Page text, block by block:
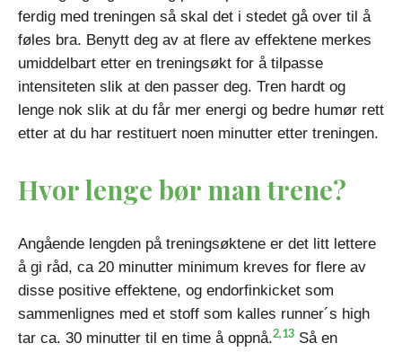
ferdig med treningen så skal det i stedet gå over til å
føles bra. Benytt deg av at flere av effektene merkes
umiddelbart etter en treningsøkt for å tilpasse
intensiteten slik at den passer deg. Tren hardt og
lenge nok slik at du får mer energi og bedre humør rett
etter at du har restituert noen minutter etter treningen.
Hvor lenge bør man trene?
Angående lengden på treningsøktene er det litt lettere
å gi råd, ca 20 minutter minimum kreves for flere av
disse positive effektene, og endorfinkicket som
sammenlignes med et stoff som kalles runner´s high
tar ca. 30 minutter til en time å oppnå.2,13 Så en